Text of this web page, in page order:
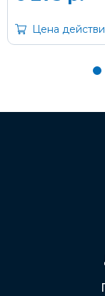
Через
С
2202
Через
Цена